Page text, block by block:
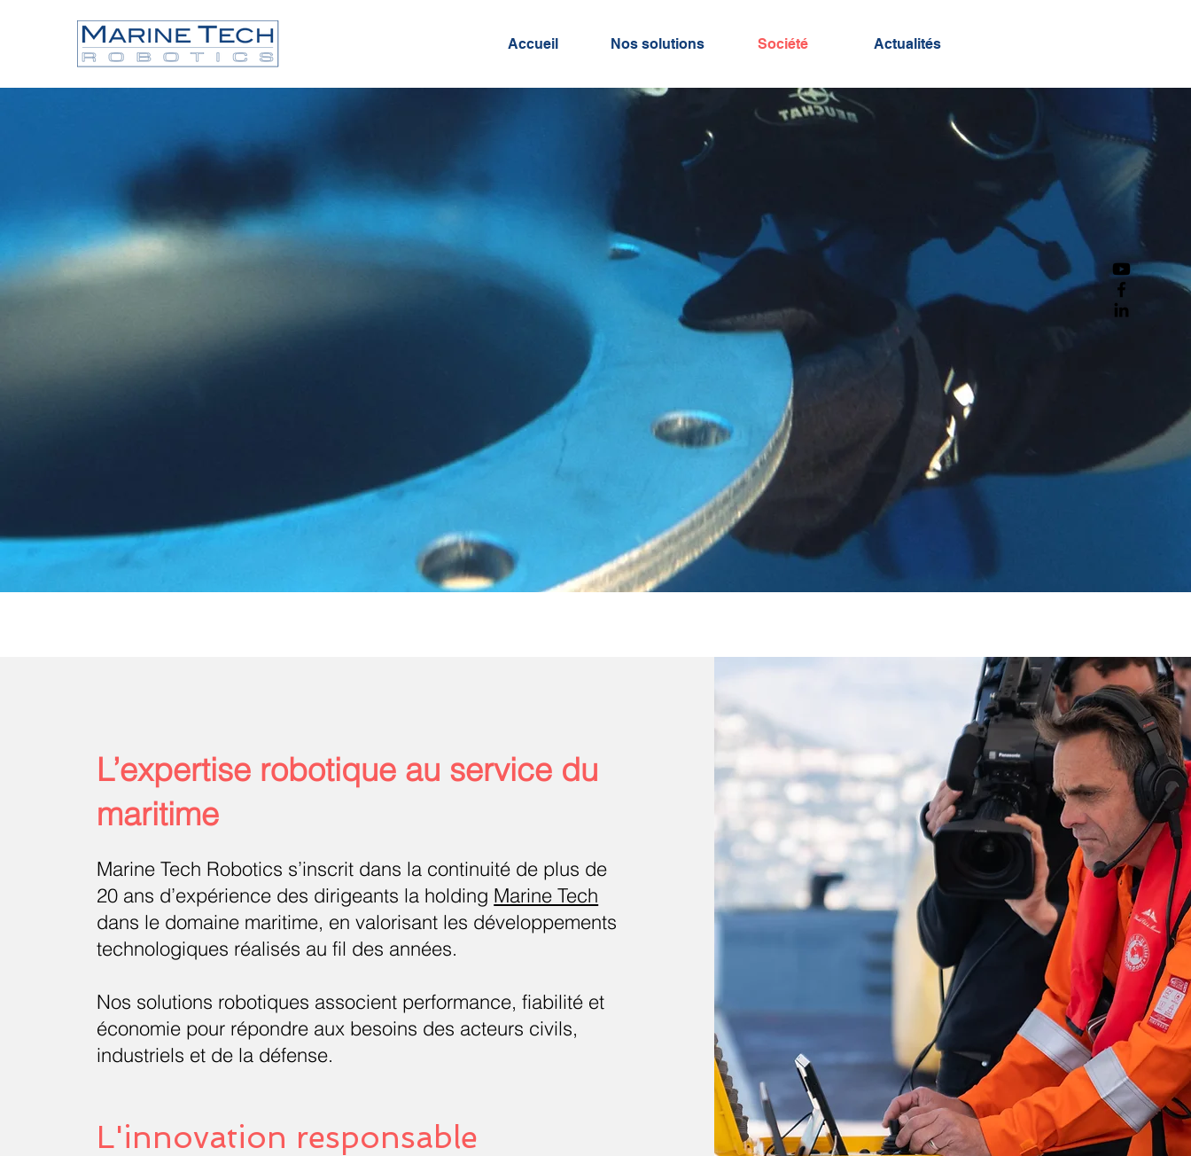
Accueil Nos solutions Société Actualités
L’expertise robotique au service du
maritime
Marine Tech Robotics s’inscrit dans la continuité de plus de
20 ans d’expérience des dirigeants la holding Marine Tech
dans le domaine maritime, en valorisant les développements
technologiques réalisés au fil des années.
Nos solutions robotiques associent performance, fiabilité et
économie pour répondre aux besoins des acteurs civils,
industriels et de la défense.
L'innovation responsable